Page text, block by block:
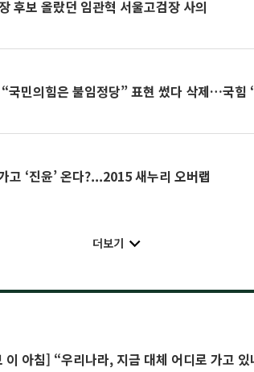
후보 올랐던 임관혁 서울고검장 사의
국민의힘은 불임정당” 표현 썼다 삭제…국힘
고 ‘진윤’ 온다?...2015 새누리 오버랩
더보기
이 아침] “우리나라, 지금 대체 어디로 가고 있